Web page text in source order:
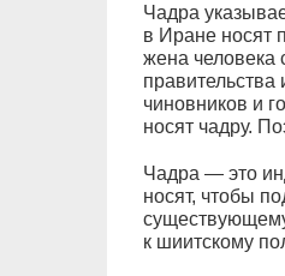
Чадра
в Иране носят
жена человека
чиновников и
носят чадру.
Чадра — это
носят, чтобы
к шиитскому